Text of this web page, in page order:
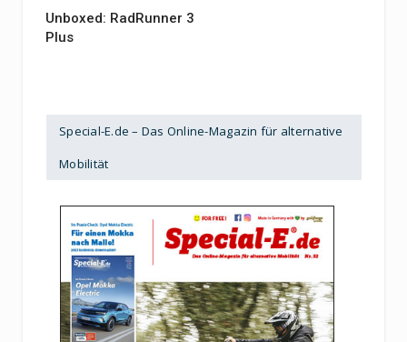
Unboxed: RadRunner 3
Plus
Special-E.de – Das Online-Magazin für alternative
Mobilität